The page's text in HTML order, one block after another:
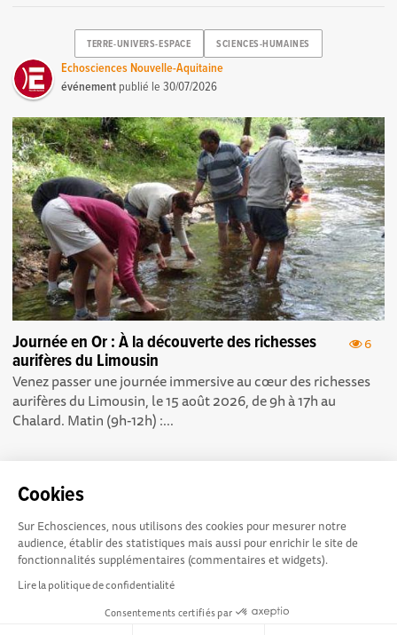
Cookies
Sur Echosciences, nous utilisons des cookies pour mesurer notre
audience, établir des statistiques mais aussi pour enrichir le site de
fonctionnalités supplémentaires (commentaires et widgets).
Lire la politique de confidentialité
Consentements certifiés par
TERRE-UNIVERS-ESPACE SCIENCES-HUMAINES
Echosciences Nouvelle-Aquitaine
événement publié le30/07/2026
6
Journée en Or : À la découverte des richesses
aurifères du Limousin
Venez passer une journée immersive au cœur des richesses
aurifères du Limousin, le 15 août 2026, de 9h à 17h au
Chalard. Matin (9h-12h) :...
Conditions Générales d'utilisation
Echosciences Sud
Provence-Alpes-Côte
d'Azur est à l'initiative de la Région Sud et de la Délégation
régionale académique pour la Recherche et l'Innovation
Provence-Alpes-Côte d'Azur. La plateforme est mise en